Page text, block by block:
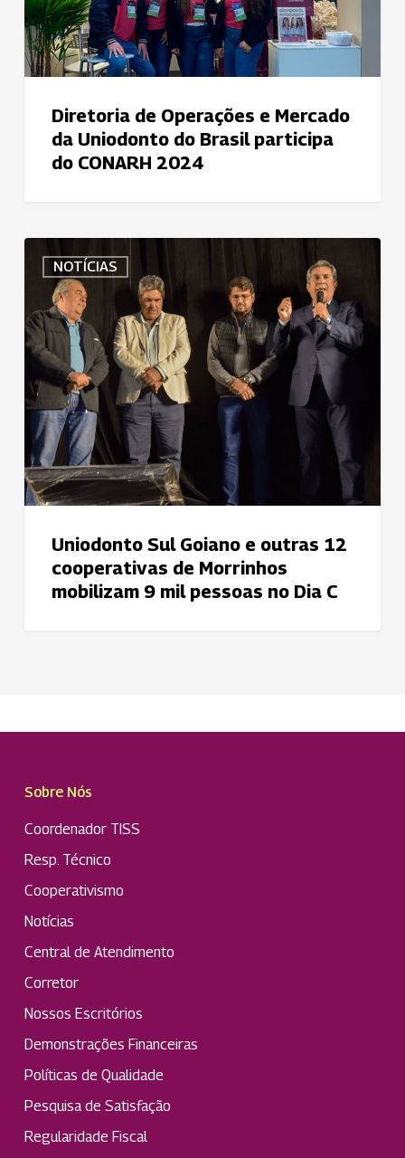
do
Brasil
participa
CONARH
2024
Diretoria de Operações e Mercado
da Uniodonto do Brasil participa
do CONARH 2024
NOTÍCIAS
Goiano
e
outras
12
cooperativas
de
Morrinhos
mobilizam
9
mil
Uniodonto Sul Goiano e outras 12
cooperativas de Morrinhos
mobilizam 9 mil pessoas no Dia C
Sobre Nós
Coordenador TISS
Resp. Técnico
Cooperativismo
Notícias
Central de Atendimento
Corretor
Nossos Escritórios
Demonstrações Financeiras
Políticas de Qualidade
Pesquisa de Satisfação
Regularidade Fiscal